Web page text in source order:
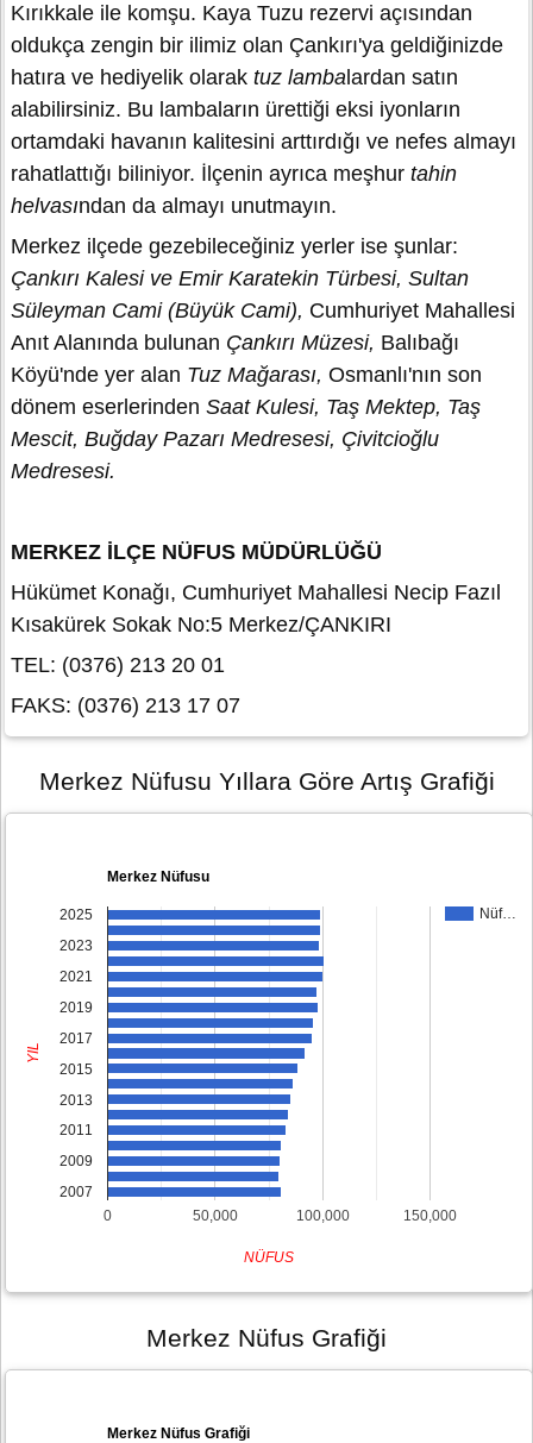
Kırıkkale ile komşu. Kaya Tuzu rezervi açısından
oldukça zengin bir ilimiz olan Çankırı'ya geldiğinizde
hatıra ve hediyelik olarak tuz lamba lardan satın
alabilirsiniz. Bu lambaların ürettiği eksi iyonların
ortamdaki havanın kalitesini arttırdığı ve nefes almayı
rahatlattığı biliniyor. İlçenin ayrıca meşhur tahin
helvasından da almayı unutmayın.
Merkez ilçede gezebileceğiniz yerler ise şunlar:
Çankırı Kalesi ve Emir Karatekin Türbesi, Sultan
Süleyman Cami (Büyük Cami), Cumhuriyet Mahallesi
Anıt Alanında bulunan Çankırı Müzesi, Balıbağı
Köyü'nde yer alan Tuz Mağarası, Osmanlı'nın son
dönem eserlerinden Saat Kulesi, Taş Mektep, Taş
Mescit, Buğday Pazarı Medresesi, Çivitcioğlu
Medresesi.
MERKEZ İLÇE NÜFUS MÜDÜRLÜĞÜ
Hükümet Konağı, Cumhuriyet Mahallesi Necip Fazıl
Kısakürek Sokak No:5 Merkez/ÇANKIRI
TEL: (0376) 213 20 01
FAKS: (0376) 213 17 07
Merkez Nüfusu Yıllara Göre Artış Grafiği
Merkez Nüfusu
Nüf…
0 50,000 100,000 150,000
2025
2023
2021
2019
2017
2015
2013
2011
2009
2007
NÜFUS
YIL
Merkez Nüfus Grafiği
Merkez Nüfus Grafiği